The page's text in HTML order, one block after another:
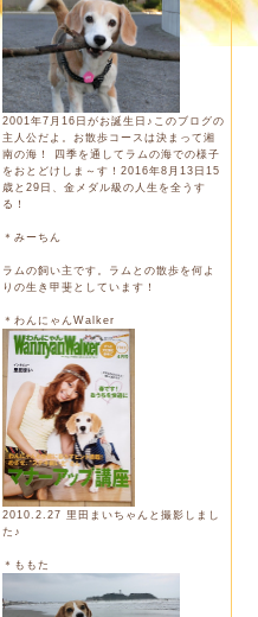
2001年7月16日がお誕生日♪このブログの
主人公だよ。お散歩コースは決まって湘
南の海！ 四季を通してラムの海での様子
をおとどけしま～す！2016年8月13日15
歳と29日、金メダル級の人生を全うす
る！
＊みーちん
ラムの飼い主です。ラムとの散歩を何よ
りの生き甲斐としています！
＊わんにゃんWalker
2010.2.27 里田まいちゃんと撮影しまし
た♪
＊ももた